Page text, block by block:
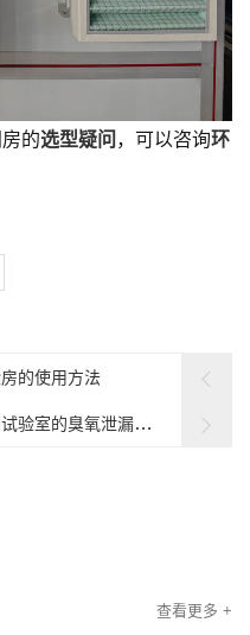
的选型疑问 ，可以咨询环
的使用方法
臭氧泄漏量检测方法
查看更多 +